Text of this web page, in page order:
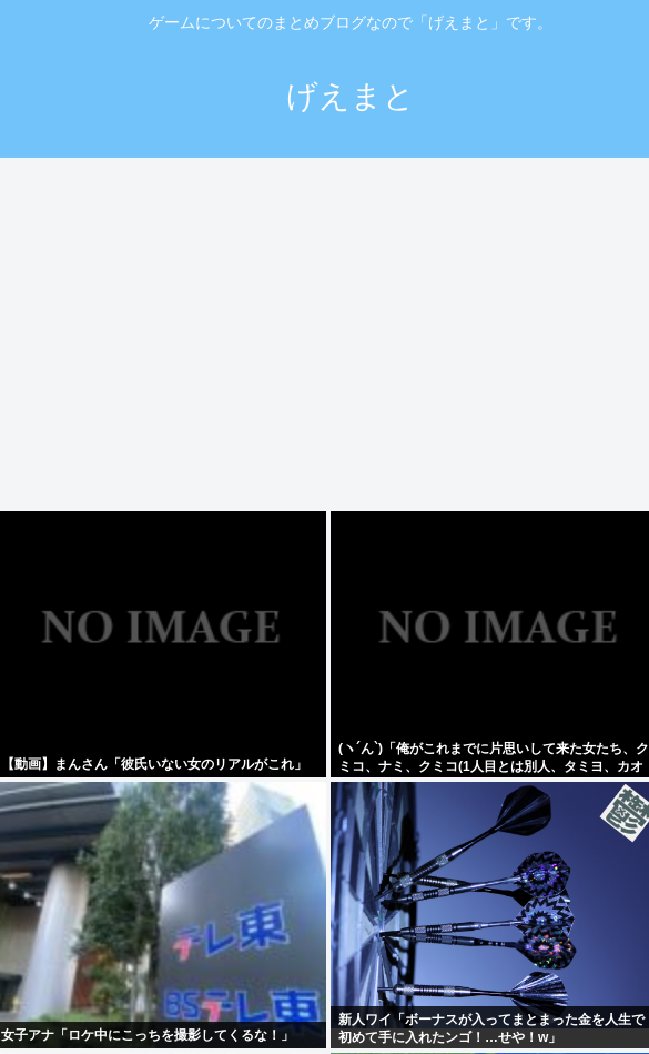
ゲームについてのまとめブログなので「げえまと」です。
げえまと
【動画】まんさん「彼氏いない女のリアルがこれ」
(ヽ´ん`)「俺がこれまでに片思いして来た女たち、ク
ミコ、ナミ、クミコ(1人目とは別人、タミヨ、カオ
リ、ユカリ…」
女子アナ「ロケ中にこっちを撮影してくるな！」
新人ワイ「ボーナスが入ってまとまった金を人生で
初めて手に入れたンゴ！…せや！w」